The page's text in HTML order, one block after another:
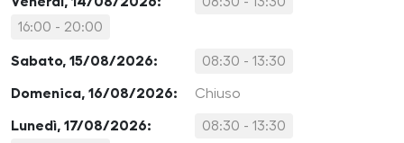
16:00 - 20:00
Sabato, 15/08/2026: 08:30 - 13:30
Domenica, 16/08/2026: Chiuso
Lunedì, 17/08/2026:
08:30 - 13:30